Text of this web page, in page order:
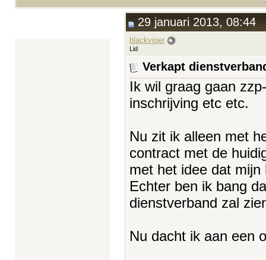
29 januari 2013, 08:44
blackviper
Lid
Verkapt
Ik wil graag gaan
inschrijving etc etc.
Nu zit ik alleen met
contract met de
met het idee dat
Echter ben ik bang
dienstverband zal
Nu dacht ik aan een